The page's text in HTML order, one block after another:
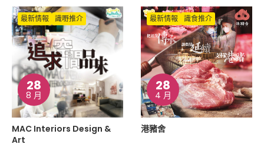
28
8 月
最新情報 識嘢推介
MAC Interiors Design &
Art
28
4 月
最新情報 識食推介
港豬舍